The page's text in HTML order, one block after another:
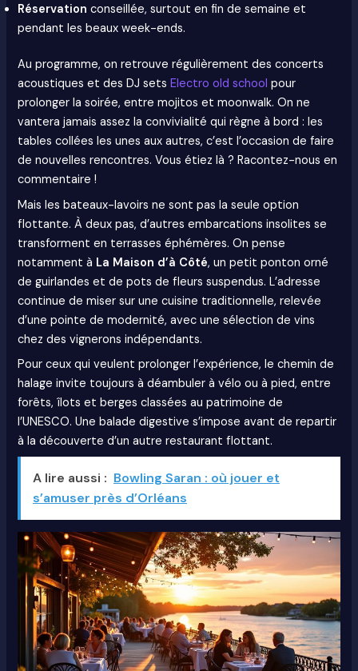
Réservation conseillée, surtout en fin de semaine et
pendant les beaux week-ends.
Au programme, on retrouve régulièrement des concerts
acoustiques et des DJ setsElectro old school pour
prolonger la soirée, entre mojitos et moonwalk. On ne
vantera jamais assez la convivialité qui règne à bord : les
tables collées les unes aux autres, c’est l’occasion de faire
de nouvelles rencontres. Vous étiez là ? Racontez-nous en
commentaire !
Mais les bateaux-lavoirs ne sont pas la seule option
flottante. À deux pas, d’autres embarcations insolites se
transforment en terrasses éphémères. On pense
notamment à La Maison d’à Côté, un petit ponton orné
de guirlandes et de pots de fleurs suspendus. L’adresse
continue de miser sur une cuisine traditionnelle, relevée
d’une pointe de modernité, avec une sélection de vins
chez des vignerons indépendants.
Pour ceux qui veulent prolonger l’expérience, le chemin de
halage invite toujours à déambuler à vélo ou à pied, entre
forêts, îlots et berges classées au patrimoine de
l’UNESCO. Une balade digestive s’impose avant de repartir
à la découverte d’un autre restaurant flottant.
A lire aussi : Bowling Saran : où jouer et
s’amuser près d’Orléans